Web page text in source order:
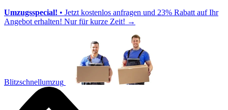
Umzugsspecial! • Jetzt kostenlos anfragen und 23% Rabatt auf Ihr
Angebot erhalten! Nur für kurze Zeit! →
Blitzschnellumzug